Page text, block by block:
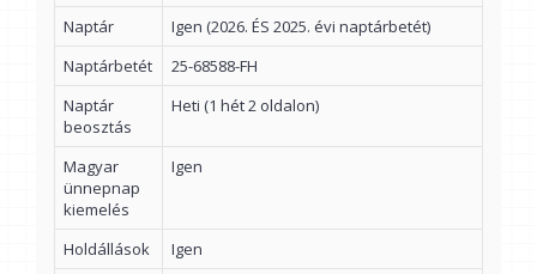
Naptár
Igen (2026. ÉS 2025. évi naptárbetét)
Naptárbetét
25-68588-FH
Naptár
beosztás
Heti (1 hét 2 oldalon)
Magyar
ünnepnap
kiemelés
Igen
Holdállások
Igen